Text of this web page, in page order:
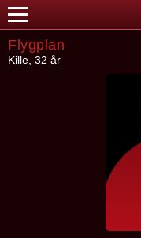
Flygplan
Kille, 32 år